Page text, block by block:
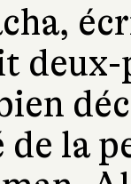
deux-
la